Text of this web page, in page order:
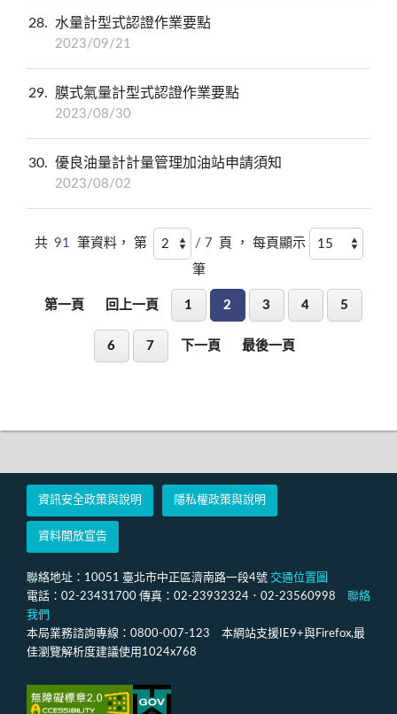
28 水量計型式認證作業要點
2023/09/21
29 膜式氣量計型式認證作業要點
2023/08/30
30 優良油量計計量管理加油站申請須知
2023/08/02
共 91 筆資料， 第 / 7 頁 ， 每頁顯示
筆
第一頁 回上一頁 1 2 3 4 5
6 7 下一頁 最後一頁
資訊安全政策與說明 隱私權政策與說明
資料開放宣告
聯絡地址：10051 臺北市中正區濟南路一段4號 交通位置圖
電話：02-23431700 傳真：02-23932324．02-23560998 聯絡
我們
本局業務諮詢專線：0800-007-123 本網站支援IE9+與Firefox,最
佳瀏覽解析度建議使用1024x768